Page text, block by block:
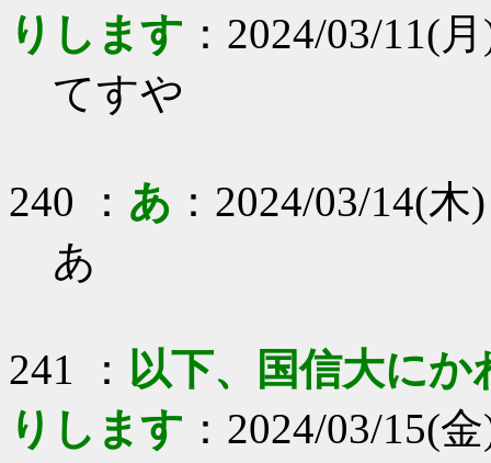
りします ：2024/03/11(
てすや
240 ： あ ：2024/03/14(
あ
241 ： 以下、国信大に
りします ：2024/03/15(